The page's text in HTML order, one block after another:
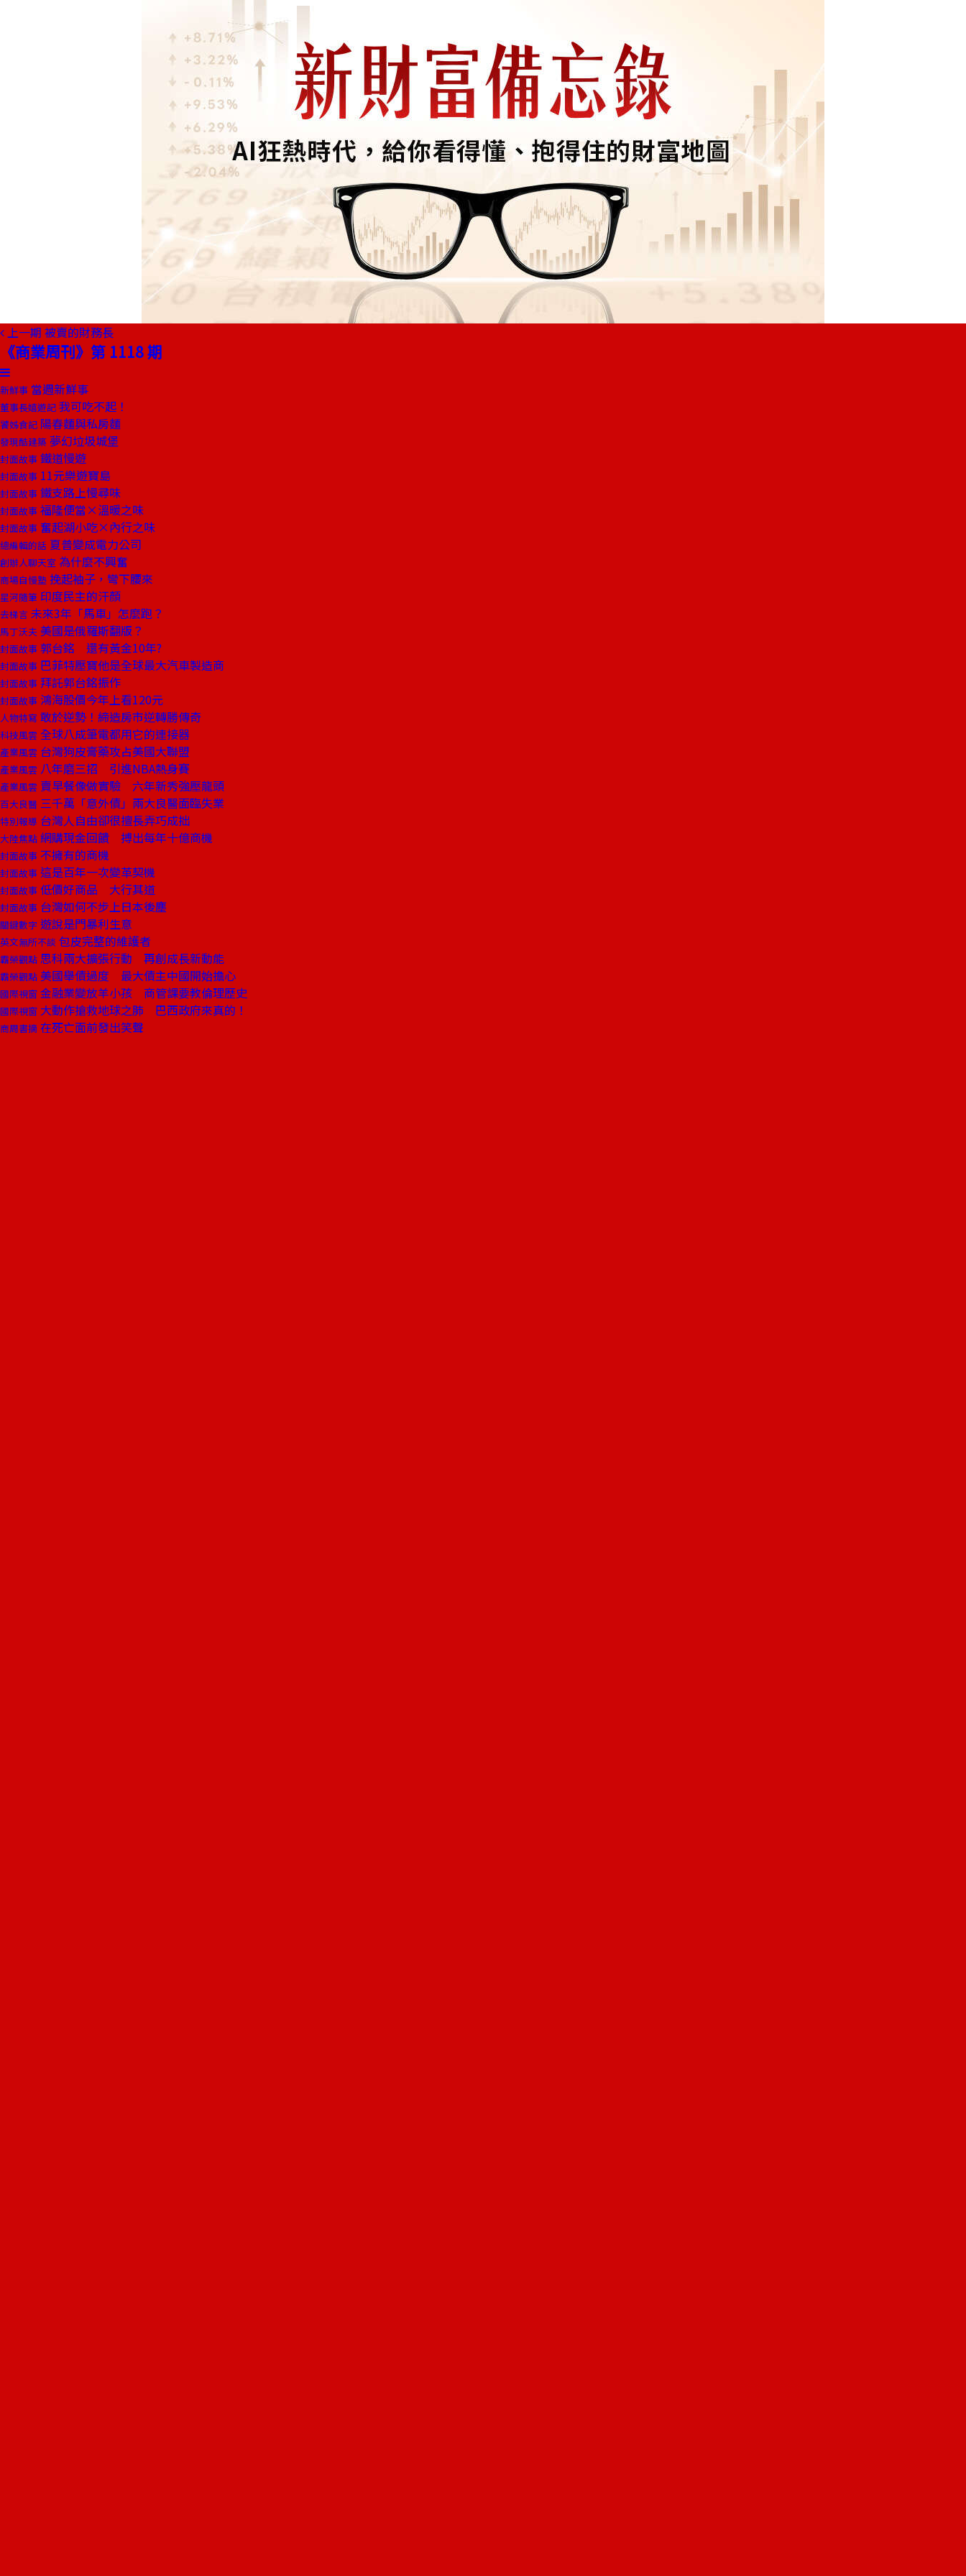
上一期 被賣的財務長
《商業周刊》第 1118 期
新鮮事 當週新鮮事
董事長嬉遊記 我可吃不起！
饕姊食記 陽春麵與私房麵
發現酷建築 夢幻垃圾城堡
封面故事 鐵道慢遊
封面故事 11元樂遊寶島
封面故事 鐵支路上慢尋味
封面故事 福隆便當×溫暖之味
封面故事 奮起湖小吃×內行之味
總編輯的話 夏普變成電力公司
創辦人聊天室 為什麼不興奮
商場自慢塾 挽起袖子，彎下腰來
星河隨筆 印度民主的汗顏
去梯言 未來3年「馬車」怎麼跑？
馬丁沃夫 美國是俄羅斯翻版？
封面故事 郭台銘 還有黃金10年?
封面故事 巴菲特壓寶他是全球最大汽車製造商
封面故事 拜託郭台銘振作
封面故事 鴻海股價今年上看120元
人物特寫 敢於逆勢！締造房市逆轉勝傳奇
科技風雲 全球八成筆電都用它的連接器
產業風雲 台灣狗皮膏藥攻占美國大聯盟
產業風雲 八年磨三招 引進NBA熱身賽
產業風雲 賣早餐像做實驗 六年新秀強壓龍頭
百大良醫 三千萬「意外債」兩大良醫面臨失業
特別報導 台灣人自由卻很擅長弄巧成拙
大陸焦點 網購現金回饋 搏出每年十億商機
封面故事 不擁有的商機
封面故事 這是百年一次變革契機
封面故事 低價好商品 大行其道
封面故事 台灣如何不步上日本後塵
關鍵數字 遊說是門暴利生意
英文無所不談 包皮完整的維護者
霸榮觀點 思科兩大擴張行動 再創成長新動能
霸榮觀點 美國舉債過度 最大債主中國開始擔心
國際視窗 金融業變放羊小孩 商管課要教倫理歷史
國際視窗 大動作搶救地球之肺 巴西政府來真的！
商周書摘 在死亡面前發出笑聲